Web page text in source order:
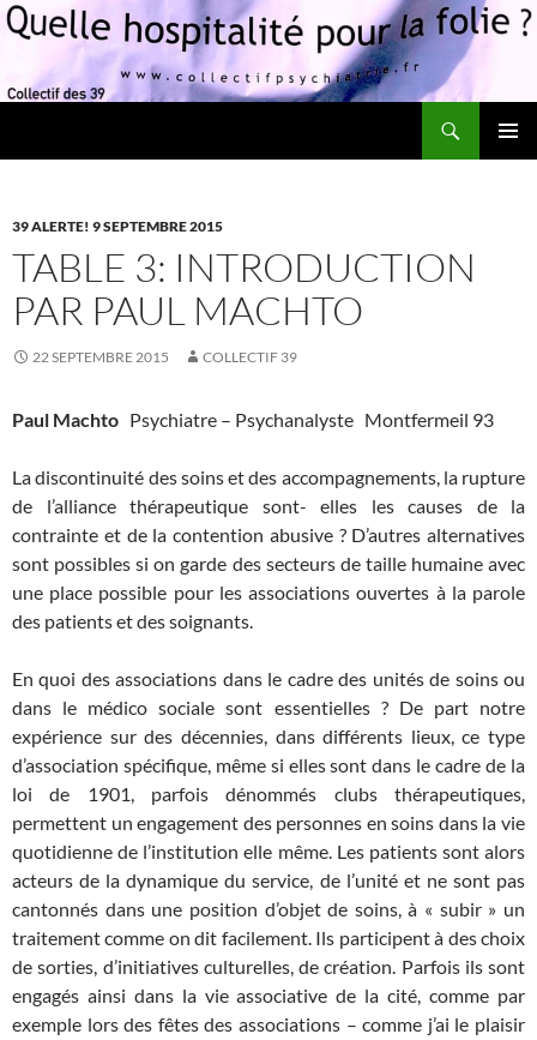
39 ALERTE! 9 SEPTEMBRE 2015
TABLE 3: INTRODUCTION
PAR PAUL MACHTO
22 SEPTEMBRE 2015 COLLECTIF 39
Paul Machto Psychiatre – Psychanalyste Montfermeil 93
La discontinuité des soins et des accompagnements, la rupture
de l’alliance thérapeutique sont- elles les causes de la
contrainte et de la contention abusive ? D’autres alternatives
sont possibles si on garde des secteurs de taille humaine avec
une place possible pour les associations ouvertes à la parole
des patients et des soignants.
En quoi des associations dans le cadre des unités de soins ou
dans le médico sociale sont essentielles ? De part notre
expérience sur des décennies, dans différents lieux, ce type
d’association spécifique, même si elles sont dans le cadre de la
loi de 1901, parfois dénommés clubs thérapeutiques,
permettent un engagement des personnes en soins dans la vie
quotidienne de l’institution elle même. Les patients sont alors
acteurs de la dynamique du service, de l’unité et ne sont pas
cantonnés dans une position d’objet de soins, à « subir » un
traitement comme on dit facilement. Ils participent à des choix
de sorties, d’initiatives culturelles, de création. Parfois ils sont
engagés ainsi dans la vie associative de la cité, comme par
exemple lors des fêtes des associations – comme j’ai le plaisir